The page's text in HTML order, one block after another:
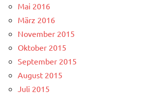
Mai 2016
März 2016
November 2015
Oktober 2015
September 2015
August 2015
Juli 2015